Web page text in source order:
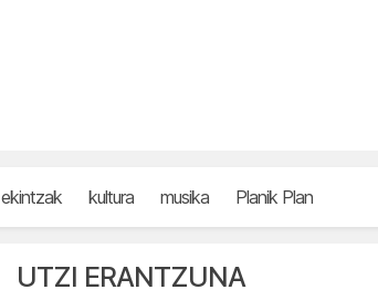
ekintzak kultura musika Planik Plan
UTZI ERANTZUNA